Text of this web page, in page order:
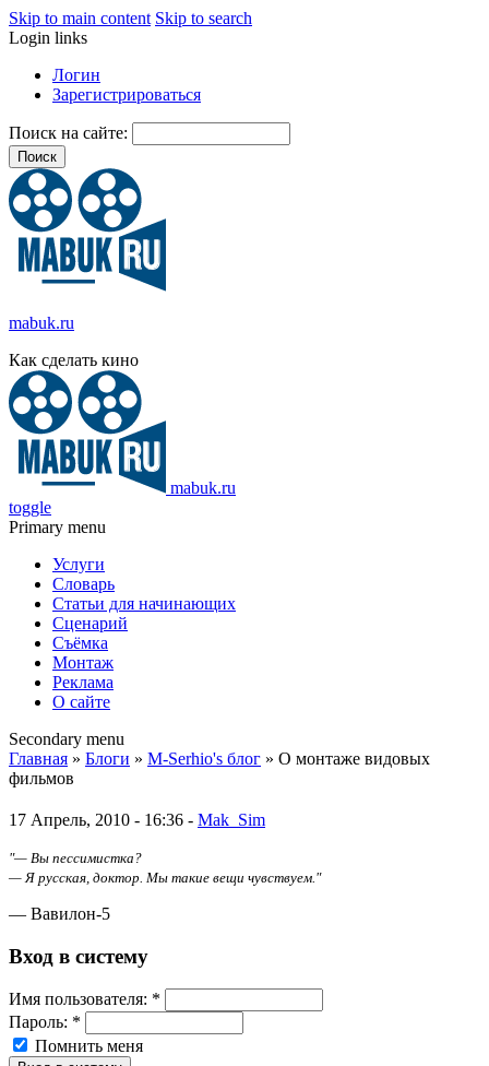
Skip to main content Skip to search
Login links
Логин
Зарегистрироваться
Поиск на сайте:
mabuk.ru
Как сделать кино
mabuk.ru
toggle
Primary menu
Услуги
Словарь
Статьи для начинающих
Сценарий
Съёмка
Монтаж
Реклама
О сайте
Secondary menu
Главная » Блоги » M-Serhio's блог » О монтаже видовых
фильмов
17 Апрель, 2010 - 16:36 - Mak_Sim
"— Вы пессимистка?
— Я русская, доктор. Мы такие вещи чувствуем."
— Вавилон-5
Вход в систему
Имя пoльзовaтeля: *
Пароль: *
Помнить меня